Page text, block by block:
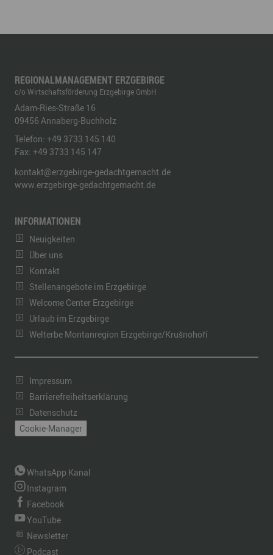
REGIONALMANAGEMENT ERZGEBIRGE
c/o Wirtschaftsförderung Erzgebirge GmbH
Adam-Ries-Straße 16
09456 Annaberg-Buchholz
Telefon: +49 3733 145 140
Fax: +49 3733 145 147
kontakt@erzgebirge-gedachtgemacht.de
www.erzgebirge-gedachtgemacht.de
INFORMATIONEN
Neuigkeiten
Über uns
Kontakt
Stellenangebote im Erzgebirge
Welcome Center Erzgebirge
Urlaub im Erzgebirge
Welterbe Montanregion Erzgebirge/Krušnohoří
Impressum
Barrierefreiheitserklärung
Datenschutz
Cookie-Manager
WhatsApp Kanal
Instagram
Facebook
YouTube
Newsletter
Podcast